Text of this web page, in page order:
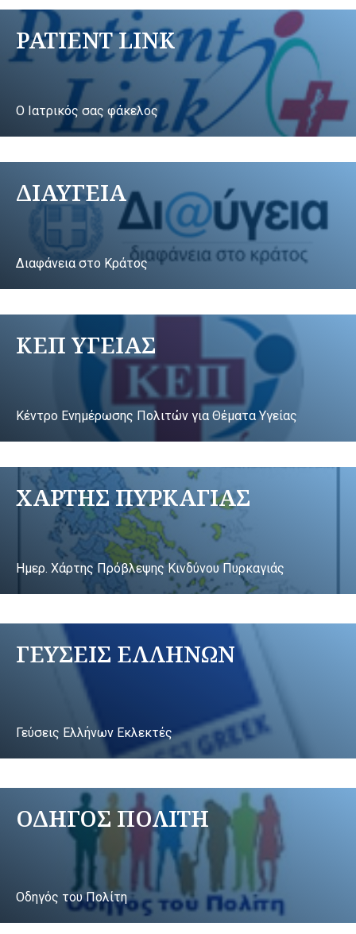
PATIENT LINK
Ο Ιατρικός σας φάκελος
ΔΙΑΥΓΕΙΑ
Διαφάνεια στο Κράτος
ΚΕΠ ΥΓΕΙΑΣ
Κέντρο Ενημέρωσης Πολιτών για Θέματα Υγείας
ΧΑΡΤΗΣ ΠΥΡΚΑΓΙΑΣ
Ημερ. Χάρτης Πρόβλεψης Κινδύνου Πυρκαγιάς
ΓΕΥΣΕΙΣ ΕΛΛΗΝΩΝ
Γεύσεις Ελλήνων Εκλεκτές
ΟΔΗΓΟΣ ΠΟΛΙΤΗ
Οδηγός του Πολίτη